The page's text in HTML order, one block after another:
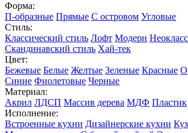
Форма:
П-образные Прямые С островом Угловые
Стиль:
Классический стиль Лофт Модерн
Скандинавский стиль Хай-тек
Цвет:
Бежевые Белые Желтые Зеленые Красные
Синие Фиолетовые Черные
Материал:
Акрил ЛДСП Массив дерева МДФ Пластик
Исполнение:
Встроенные кухни Дизайнерские кухни